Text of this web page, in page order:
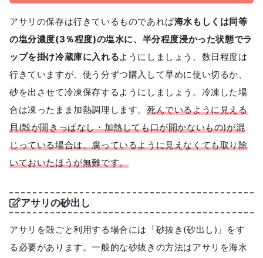
アサリの保存は行きているものであれば海水もしくは同等
の塩分濃度(3％程度)の塩水に、半分程度浸かった状態でラ
ップを掛け冷蔵庫に入れるようにしましょう。数日程度は
行きていますが、使う分ずつ購入して早めに使い切るか、
砂を出させて冷凍保存するようにしましょう。冷凍した場
合は凍ったまま加熱調理します。死んでいるように見える
貝(殻が開きっぱなし・加熱しても口が開かないもの)が混
じっている場合は、腐っているように見えなくても取り除
いておいたほうが無難です。
アサリの砂出し
アサリを殻ごと利用する場合には「砂抜き(砂出し)」をす
る必要があります。一般的な砂抜きの方法はアサリを海水